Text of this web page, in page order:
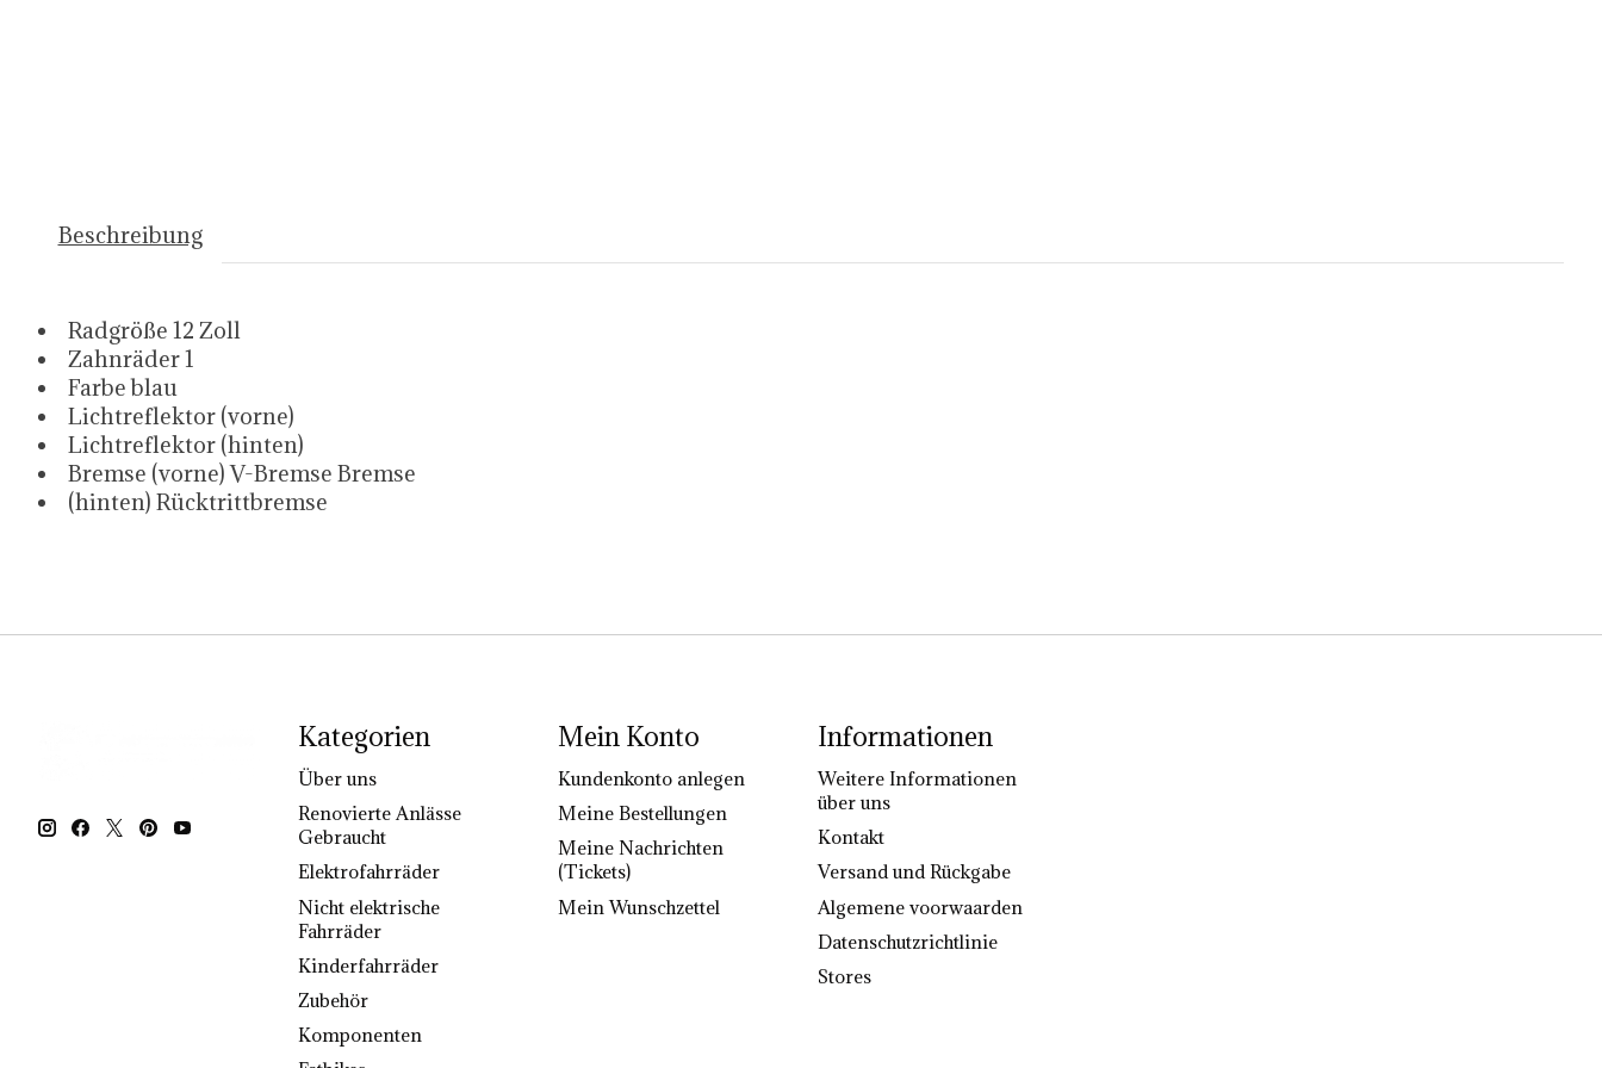
Beschreibung
Radgröße 12 Zoll
Zahnräder 1
Farbe blau
Lichtreflektor (vorne)
Lichtreflektor (hinten)
Bremse (vorne) V-Bremse Bremse
(hinten) Rücktrittbremse
Kategorien
Über uns
Renovierte Anlässe
Gebraucht
Elektrofahrräder
Nicht elektrische
Fahrräder
Kinderfahrräder
Zubehör
Komponenten
Mein Konto
Kundenkonto anlegen
Meine Bestellungen
Meine Nachrichten
(Tickets)
Mein Wunschzettel
Informationen
Weitere Informationen
über uns
Kontakt
Versand und Rückgabe
Algemene voorwaarden
Datenschutzrichtlinie
Stores